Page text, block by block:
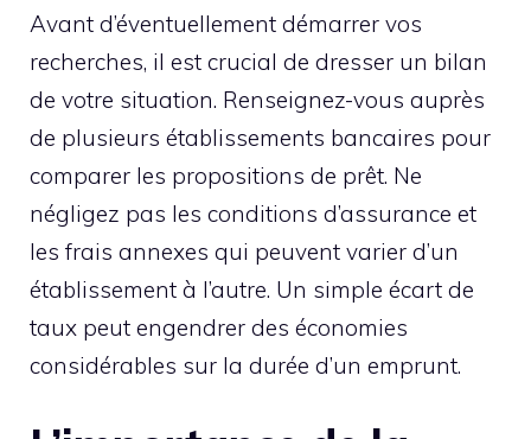
Avant d’éventuellement démarrer vos
recherches, il est crucial de dresser un bilan
de votre situation. Renseignez-vous auprès
de plusieurs établissements bancaires pour
comparer les propositions de prêt. Ne
négligez pas les conditions d’assurance et
les frais annexes qui peuvent varier d’un
établissement à l’autre. Un simple écart de
taux peut engendrer des économies
considérables sur la durée d’un emprunt.